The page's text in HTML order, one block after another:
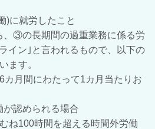
)に就労したこと
③の長期間の過重業務に係る労
イン｣と言われるもので、以下の
ます。
月間にわたって1カ月当たりお
認められる場合
ね100時間を超える時間外労働